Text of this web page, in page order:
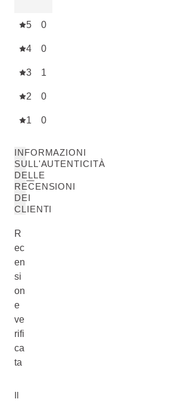
5 0
4 0
3 1
2 0
1 0
INFORMAZIONI
SULL'AUTENTICITÀ
DELLE
RECENSIONI
DEI
CLIENTI
R
ec
en
si
on
e
ve
rifi
ca
ta
Il